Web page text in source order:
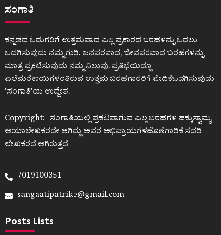
ಸಂಗಾತಿ
ಕನ್ನಡದ ಓದುಗರಿಗೆ ಉತ್ತಮವಾದ ಎಲ್ಲ ಪ್ರಕಾರದ ಬರಹಳನ್ನು ಓದಲು
ಒದಗಿಸುವುದು ನಮ್ಮ ಗುರಿ. ಜನಪರವಾದ, ಜೀವಪರವಾದ ಬರಹಗಳನ್ನು
ಮಾತ್ರ ಪ್ರಕಟಿಸುವುದು ನಮ್ಮ ನಿಲುವು. ಪ್ರತಿಭೆಯಿದ್ದೂ
ಎಲೆಮರೆಕಾಯಿಗಳಂತಿರುವ ಉತ್ತಮ ಬರಹಗಾರರಿಗೆ ವೇದಿಕೆಒದಗಿಸುವುದು
ʼಸಂಗಾತಿʼಯ ಉದ್ದೇಶ.
Copyright:- ಸಂಗಾತಿಯಲ್ಲಿ ಪ್ರಕಟವಾಗುವ ಎಲ್ಲ ಬರಹಗಳ ಹಕ್ಕುಸ್ವಾಮ್ಯ
ಆಯಾಲೇಖಕರದೇ ಆಗಿದ್ದು ಅವರ ಅಭಿಪ್ರಾಯಗಳಹೊಣೆಗಾರಿಕೆ ಸದರಿ
ಲೇಖಕರದೆ ಆಗಿರುತ್ತದೆ
7019100351
sangaatipatrike@gmail.com
Posts Lists